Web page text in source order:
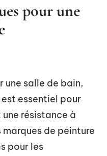
pour une
une salle de bain,
essentiel pour
résistance à
de peinture
pour les